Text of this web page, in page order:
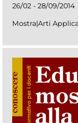
26/02 - 28/09/2014
Mostra|Arti